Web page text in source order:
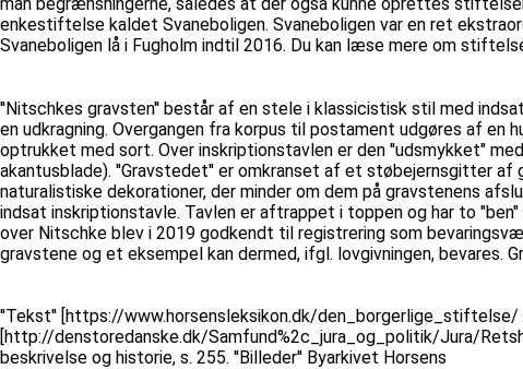
enkestiftelse kaldet Svaneboligen. Svaneboligen var en ret
Svaneboligen lå i Fugholm indtil 2016. Du kan læse mere om
''Nitschkes gravsten'' består af en stele i klassicistisk stil med
en udkragning. Overgangen fra korpus til postament udgøres af en
optrukket med sort. Over inskriptionstavlen er den ''udsmykket''
akantusblade). ''Gravstedet'' er omkranset af et støbejernsgitter
naturalistiske dekorationer, der minder om dem på gravstenens
indsat inskriptionstavle. Tavlen er aftrappet i toppen og har to
over Nitschke blev i 2019 godkendt til registrering som
gravstene og et eksempel kan dermed, ifgl. lovgivningen, bevares.
''Tekst'' [https://www.horsensleksikon.dk/den_borgerlige_stiftelse/
[http://denstoredanske.dk/Samfund%2c_jura_og_politik/Jura/
beskrivelse og historie, s. 255. ''Billeder'' Byarkivet Horsens